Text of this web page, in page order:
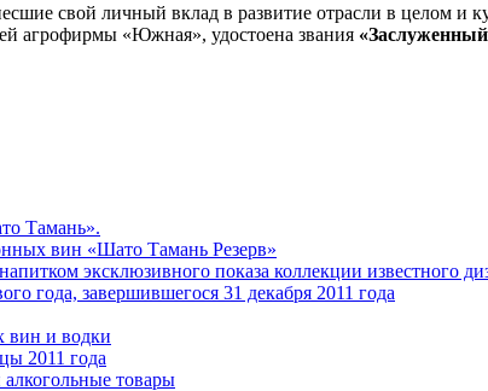
свой личный вклад в развитие отрасли в целом и
агрофирмы «Южная», удостоена звания
Тамань».
вин «Шато Тамань Резерв»
эксклюзивного показа коллекции известного
года, завершившегося 31 декабря 2011 года
вин и водки
2011 года
товары